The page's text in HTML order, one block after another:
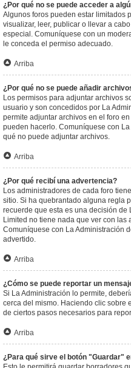
¿Por qué no se puede acceder a
Algunos foros pueden estar limitados
visualizar, leer, publicar o llevar a
especial. Comuníquese con un
le conceda el permiso adecuado.
Arriba
¿Por qué no se puede añadir
Los permisos para adjuntar archivos
usuario y son concedidos por La
permite adjuntar archivos en el foro
pueden hacerlo. Comuníquese con
qué no puede adjuntar archivos.
Arriba
¿Por qué recibí una advertencia?
Los administradores de cada foro
sitio. Si ha quebrantado alguna regla
recuerde que esta es una decisión de
Limited no tiene nada que ver con las
Comuníquese con La Administración
advertido.
Arriba
¿Cómo se puede reportar un
Si La Administración lo permite,
cerca del mismo. Haciendo clic sobre
de ciertos pasos necesarios para
Arriba
¿Para qué sirve el botón "Guardar"